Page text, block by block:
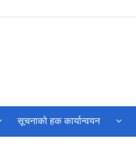
सूचनाको हक कार्यान्वयन